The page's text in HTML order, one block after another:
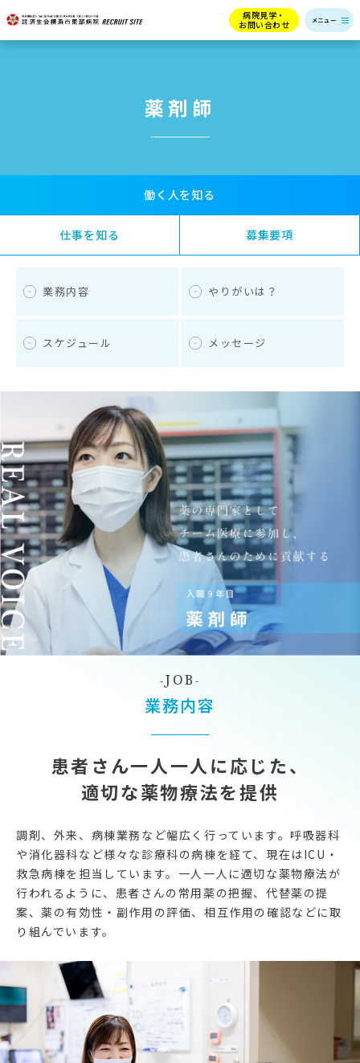
病院見学・
お問い合わせ
薬剤師
仕事を知る
働く人を知る
募集要項
業務内容 やりがいは？
スケジュール メッセージ
JOB
業務内容
患者さん一人一人に応じた、
適切な薬物療法を提供
調剤、外来、病棟業務など幅広く行っています。呼吸器科
や消化器科など様々な診療科の病棟を経て、現在はICU・
救急病棟を担当しています。一人一人に適切な薬物療法が
行われるように、患者さんの常用薬の把握、代替薬の提
案、薬の有効性・副作用の評価、相互作用の確認などに取
り組んでいます。